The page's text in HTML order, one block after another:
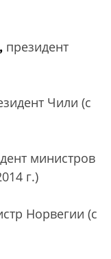
президент
Чили (с
министров
г.)
Норвегии (с